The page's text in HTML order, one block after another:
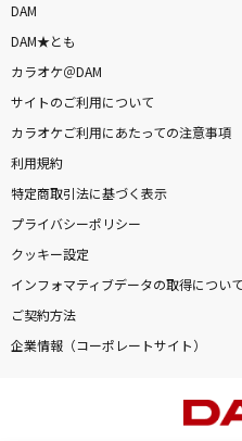
DAM
DAM★とも
カラオケ＠DAM
サイトのご利用について
カラオケご利用にあたっての注意事項
利用規約
特定商取引法に基づく表示
プライバシーポリシー
クッキー設定
インフォマティブデータの取得について
ご契約方法
企業情報（コーポレートサイト）